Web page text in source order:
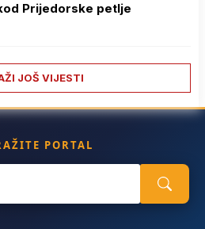
Prijedorske petlje
JOŠ VIJESTI
PORTAL